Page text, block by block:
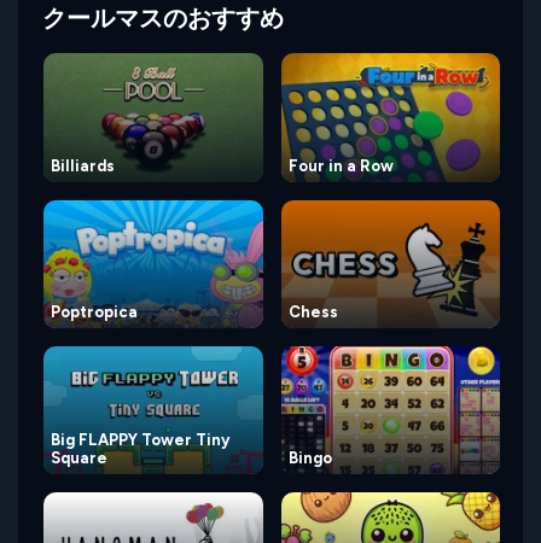
クールマスのおすすめ
Billiards Four in a Row
Poptropica Chess
Big FLAPPY Tower Tiny
Square
Bingo